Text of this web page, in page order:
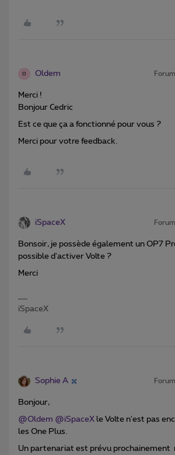
O Oldem
Merci !
Bonjour Cedric
Est ce que ça a fonctionné pour vous ?
Merci pour votre feedback.
iSpaceX
Bonsoir, je possède également un OP7
possible d'activer Volte ?
Merci
iSpaceX
Sophie A
Bonjour,
@Oldem @iSpaceX le Volte n'est pas
les One Plus.
Un partenariat est prévu prochainement